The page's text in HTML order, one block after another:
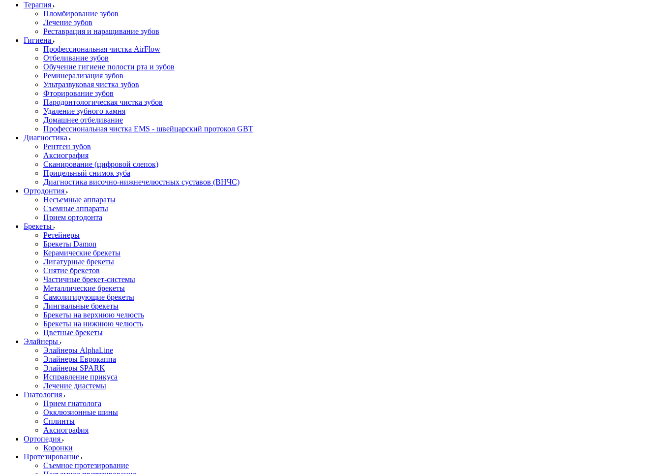
Терапия
Пломбирование зубов
Лечение зубов
Реставрация и наращивание зубов
Гигиена
Профессиональная чистка AirFlow
Отбеливание зубов
Обучение гигиене полости рта и зубов
Реминерализация зубов
Ультразвуковая чистка зубов
Фторирование зубов
Пародонтологическая чистка зубов
Удаление зубного камня
Домашнее отбеливание
Профессиональная чистка EMS - швейцарский протокол GBT
Диагностика
Рентген зубов
Аксиография
Сканирование (цифровой слепок)
Прицельный снимок зуба
Диагностика височно-нижнечелюстных суставов (ВНЧС)
Ортодонтия
Несъемные аппараты
Съемные аппараты
Прием ортодонта
Брекеты
Ретейнеры
Брекеты Damon
Керамические брекеты
Лигатурные брекеты
Снятие брекетов
Частичные брекет-системы
Металлические брекеты
Самолигирующие брекеты
Лингвальные брекеты
Брекеты на верхнюю челюсть
Брекеты на нижнюю челюсть
Цветные брекеты
Элайнеры
Элайнеры AlphaLine
Элайнеры Еврокаппа
Элайнеры SPARK
Исправление прикуса
Лечение диастемы
Гнатология
Прием гнатолога
Окклюзионные шины
Сплинты
Аксиография
Ортопедия
Коронки
Протезирование
Съемное протезирование